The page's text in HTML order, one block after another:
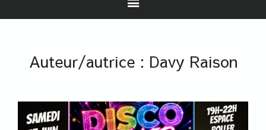
Auteur/autrice : Davy Raison